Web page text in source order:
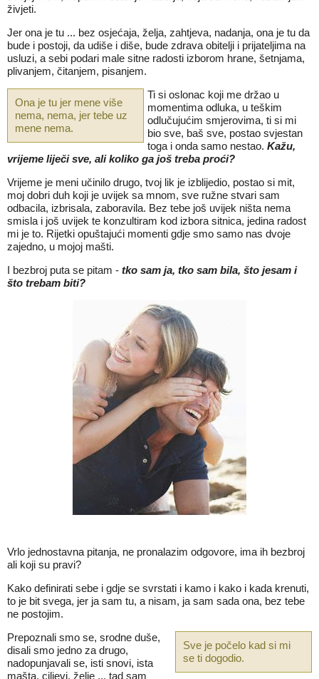
živjeti.
Jer ona je tu ... bez osjećaja, želja, zahtjeva, nadanja, ona je tu da
bude i postoji, da udiše i diše, bude zdrava obitelji i prijateljima na
usluzi, a sebi podari male sitne radosti izborom hrane, šetnjama,
plivanjem, čitanjem, pisanjem.
Ona je tu jer mene više
nema, nema, jer tebe uz
mene nema.
Ti si oslonac koji me držao u
momentima odluka, u teškim
odlučujućim smjerovima, ti si mi
bio sve, baš sve, postao svjestan
toga i onda samo nestao. Kažu,
vrijeme liječi sve, ali koliko ga još treba proći?
Vrijeme je meni učinilo drugo, tvoj lik je izblijedio, postao si mit,
moj dobri duh koji je uvijek sa mnom, sve ružne stvari sam
odbacila, izbrisala, zaboravila. Bez tebe još uvijek ništa nema
smisla i još uvijek te konzultiram kod izbora sitnica, jedina radost
mi je to. Rijetki opuštajući momenti gdje smo samo nas dvoje
zajedno, u mojoj mašti.
I bezbroj puta se pitam - tko sam ja, tko sam bila, što jesam i
što trebam biti?
Vrlo jednostavna pitanja, ne pronalazim odgovore, ima ih bezbroj
ali koji su pravi?
Kako definirati sebe i gdje se svrstati i kamo i kako i kada krenuti,
to je bit svega, jer ja sam tu, a nisam, ja sam sada ona, bez tebe
ne postojim.
Sve je počelo kad si mi
se ti dogodio.
Prepoznali smo se, srodne duše,
disali smo jedno za drugo,
nadopunjavali se, isti snovi, ista
mašta, ciljevi, želje ... tad sam